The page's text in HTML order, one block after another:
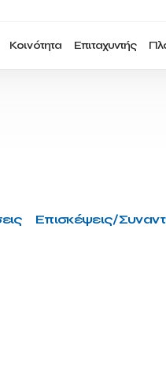
Κοινότητα Επιταχυντής
Επισκέψεις/